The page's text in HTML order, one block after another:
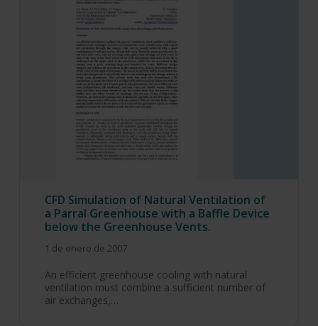
CFD Simulation of Natural Ventilation of
a Parral Greenhouse with a Baffle Device
below the Greenhouse Vents.
1 de enero de 2007
An efficient greenhouse cooling with natural
ventilation must combine a sufficient number of
air exchanges,…